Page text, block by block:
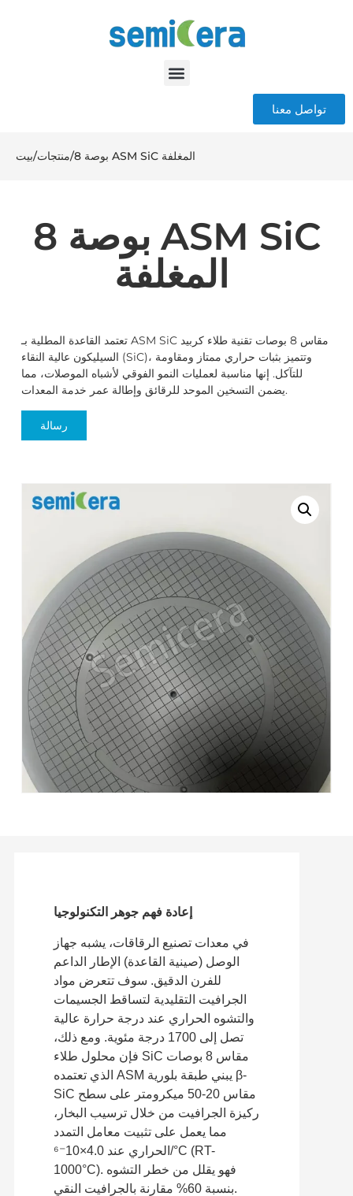
تواصل معنا
بيت/منتجات/
8 بوصة ASM SiC
تعتمد القاعدة المطلية بـ ASM SiC مقاس 8 بوصات تقنية طلاء كربيد
السيليكون عالية النقاء (SiC)، وتتميز بثبات حراري ممتاز ومقاومة
للتآكل. إنها مناسبة لعمليات النمو الفوقي لأشباه الموصلات، مما
يضمن التسخين الموحد للرقائق وإطالة عمر خدمة المعدات.
رسالة
إعادة فهم جوهر التكنولوجيا
في معدات تصنيع الرقاقات، يشبه جهاز
الوصل (صينية القاعدة) الإطار الداعم
للفرن الدقيق. سوف تتعرض مواد
الجرافيت التقليدية لتساقط الجسيمات
والتشوه الحراري عند درجة حرارة عالية
تصل إلى 1700 درجة مئوية. ومع ذلك،
فإن محلول طلاء SiC مقاس 8 بوصات
الذي تعتمده ASM يبني طبقة بلورية β-
SiC مقاس 20-50 ميكرومتر على سطح
ركيزة الجرافيت من خلال ترسيب البخار،
مما يعمل على تثبيت معامل التمدد
الحراري عند 4.0×10⁻⁶/°C (RT-
1000°C). فهو يقلل من خطر التشوه
بنسبة 60% مقارنة بالجرافيت النقي.